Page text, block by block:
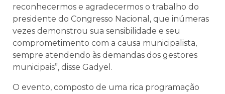
reconhecermos e agradecermos o trabalho do
presidente do Congresso Nacional, que inúmeras
vezes demonstrou sua sensibilidade e seu
comprometimento com a causa municipalista,
sempre atendendo às demandas dos gestores
municipais”, disse Gadyel.
O evento, composto de uma rica programação